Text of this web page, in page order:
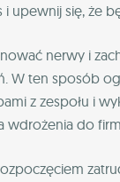
upewnij się, że
nerwy i
ten sposób
z zespołu i
wdrożenia do